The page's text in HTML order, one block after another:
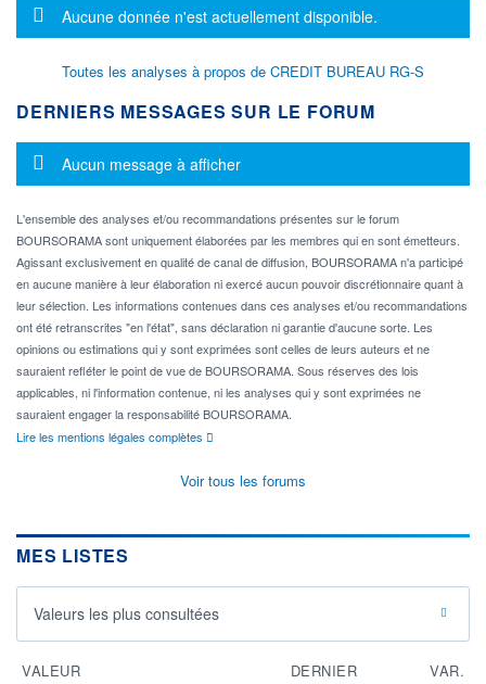
Message d'information
Aucune donnée n'est actuellement disponible.
Toutes les analyses à propos de CREDIT BUREAU RG-S
DERNIERS MESSAGES SUR LE FORUM
Message d'information
Aucun message à afficher
L'ensemble des analyses et/ou recommandations présentes sur le forum
BOURSORAMA sont uniquement élaborées par les membres qui en sont émetteurs.
Agissant exclusivement en qualité de canal de diffusion, BOURSORAMA n'a participé
en aucune manière à leur élaboration ni exercé aucun pouvoir discrétionnaire quant à
leur sélection. Les informations contenues dans ces analyses et/ou recommandations
ont été retranscrites "en l'état", sans déclaration ni garantie d'aucune sorte. Les
opinions ou estimations qui y sont exprimées sont celles de leurs auteurs et ne
sauraient refléter le point de vue de BOURSORAMA. Sous réserves des lois
applicables, ni l'information contenue, ni les analyses qui y sont exprimées ne
sauraient engager la responsabilité BOURSORAMA.
Lire les mentions légales complètes
Voir tous les forums
MES LISTES
Valeurs les plus consultées
VALEUR DERNIER VAR.